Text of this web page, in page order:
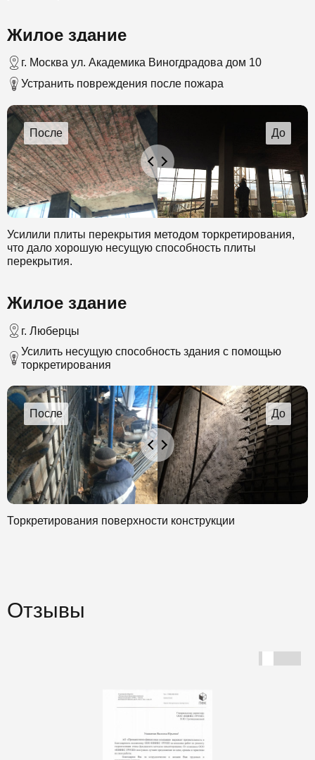
Жилое здание
г. Москва ул. Академика Виногдрадова дом 10
Устранить повреждения после пожара
Усилили плиты перекрытия методом торкретирования,
что дало хорошую несущую способность плиты
перекрытия.
Жилое здание
г. Люберцы
Усилить несущую способность здания с помощью
торкретирования
Торкретирования поверхности конструкции
Отзывы